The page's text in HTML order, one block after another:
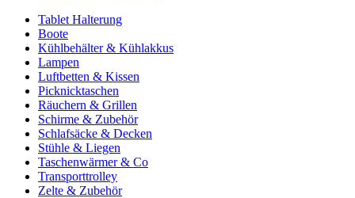
Tablet Halterung
Boote
Kühlbehälter & Kühlakkus
Lampen
Luftbetten & Kissen
Picknicktaschen
Räuchern & Grillen
Schirme & Zubehör
Schlafsäcke & Decken
Stühle & Liegen
Taschenwärmer & Co
Transporttrolley
Zelte & Zubehör